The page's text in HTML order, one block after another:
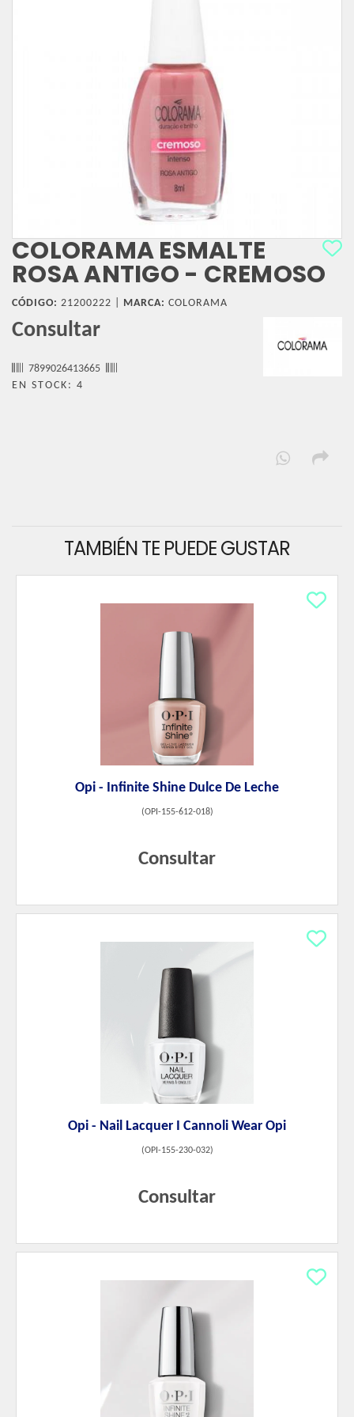
COLORAMA ESMALTE
ROSA ANTIGO - CREMOSO
CÓDIGO: 21200222 | MARCA: COLORAMA
Consultar
7899026413665
EN STOCK: 4
TAMBIÉN TE PUEDE GUSTAR
Opi - Infinite Shine Dulce De Leche
(OPI-155-612-018)
Consultar
Opi - Nail Lacquer I Cannoli Wear Opi
(OPI-155-230-032)
Consultar